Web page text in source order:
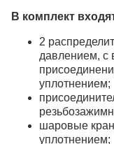
В комплект
2
давлением, с
уплотнением;
шаровые
уплотнением;